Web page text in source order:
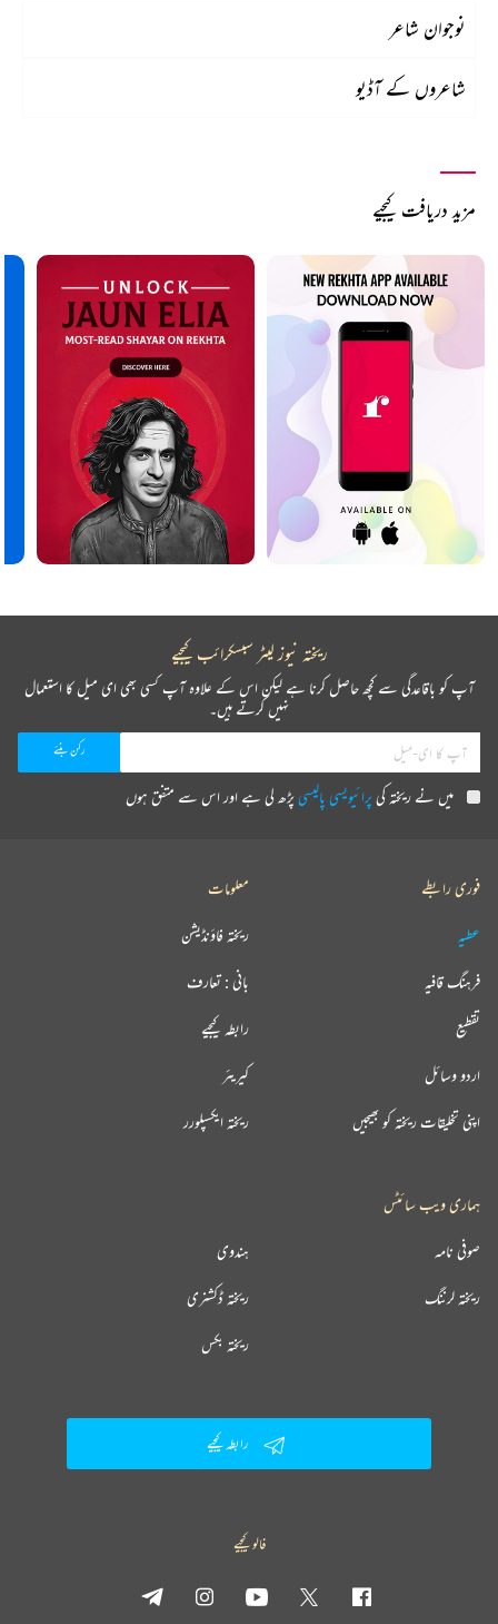
نوجوان شاعر
شاعروں کے آڈیو
مزید دریافت کیجیے
ریختہ نیوز لیٹر سبسکرائب کیجیے
آپ کو باقاعدگی سے کچھ حاصل کرنا ہے لیکن اس کے علاوہ آپ کسی بھی ای میل کا استعمال
نہیں کرتے ہیں۔
میں نے ریختہ کیپرائیویسی پالیسیپڑھ لی ہے اور اس سے متفق ہوں
فوری رابطے
عطیہ
فرہنگ قافیہ
تقطیع
اردو وسائل
اپنی تخلیقات ریختہ کو بھیجیں
معلومات
ریختہ فاؤنڈیشن
بانی : تعارف
رابطہ کیجیے
کیریئر
ریختہ ایکسپلورر
ہماری ویب سائٹس
ہندوی صوفی نامہ
ریختہ ڈکشنری ریختہ لرننگ
ریختہ بکس
رابطہ کیجیے
فالو کیجیے